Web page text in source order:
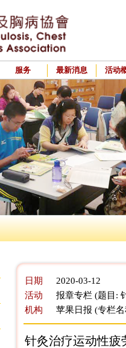
服务 最新消息 活动
日期
2020-03-12
活动
报章专栏 (题目:
机构
苹果日报 (专栏
针灸治疗运动性疲